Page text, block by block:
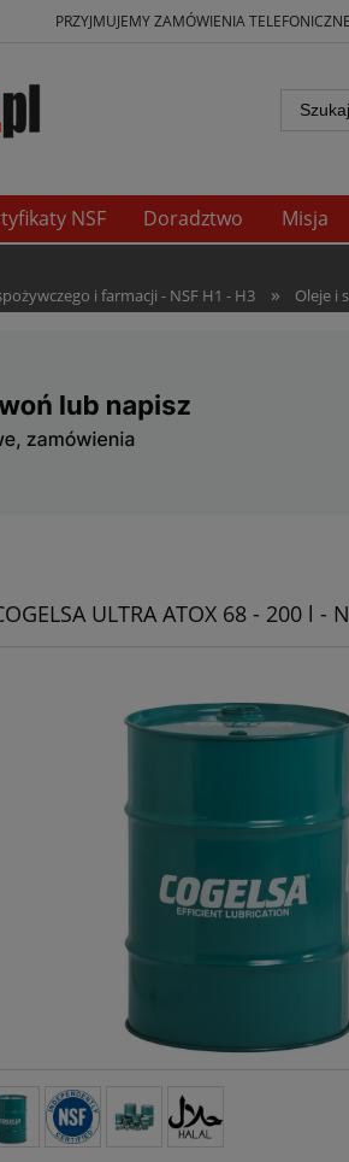
PRZYJMUJEMY ZAMÓWIENIA TELEFONICZNE
NSF Doradztwo Misja
i farmacji - NSF H1 - H3 » Oleje i
ULTRA ATOX 68 - 200 l -